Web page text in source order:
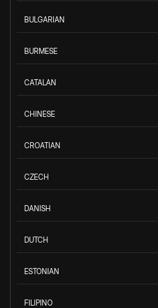
BULGARIAN
BURMESE
CATALAN
CHINESE
CROATIAN
CZECH
DANISH
DUTCH
ESTONIAN
FILIPINO